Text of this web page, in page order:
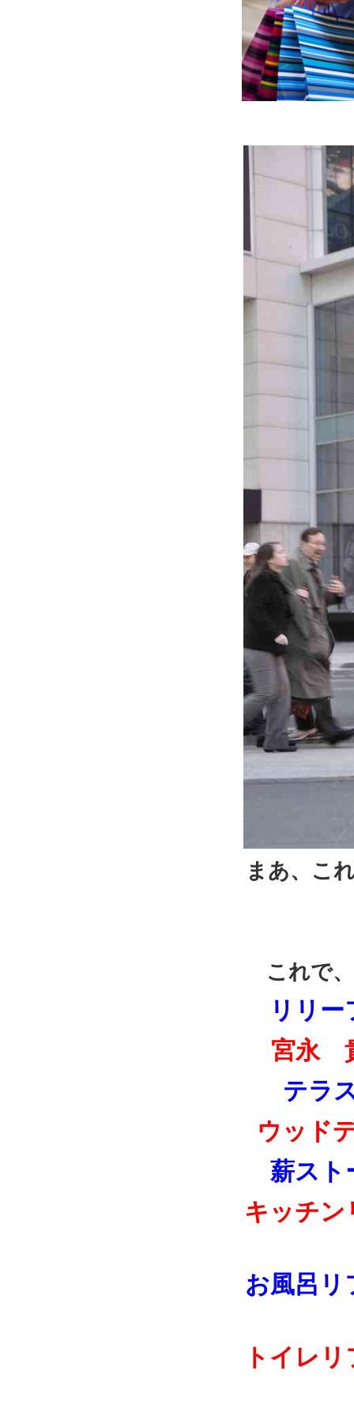
まあ、こ
これで
リリ
宮永
テラ
ウッド
薪スト
キッチン
お風呂リ
トイレ